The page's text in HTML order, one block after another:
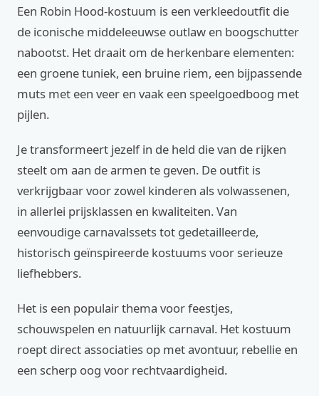
Een Robin Hood-kostuum is een verkleedoutfit die
de iconische middeleeuwse outlaw en boogschutter
nabootst. Het draait om de herkenbare elementen:
een groene tuniek, een bruine riem, een bijpassende
muts met een veer en vaak een speelgoedboog met
pijlen.
Je transformeert jezelf in de held die van de rijken
steelt om aan de armen te geven. De outfit is
verkrijgbaar voor zowel kinderen als volwassenen,
in allerlei prijsklassen en kwaliteiten. Van
eenvoudige carnavalssets tot gedetailleerde,
historisch geïnspireerde kostuums voor serieuze
liefhebbers.
Het is een populair thema voor feestjes,
schouwspelen en natuurlijk carnaval. Het kostuum
roept direct associaties op met avontuur, rebellie en
een scherp oog voor rechtvaardigheid.